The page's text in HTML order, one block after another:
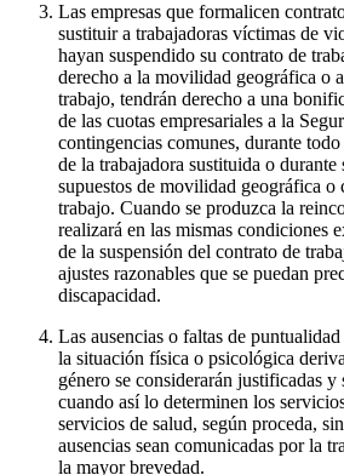
Las empresas que formalicen
sustituir a trabajadoras víctimas de
hayan suspendido su contrato de
derecho a la movilidad geográfica o
trabajo, tendrán derecho a una
de las cuotas empresariales a la
contingencias comunes, durante
de la trabajadora sustituida o durante
supuestos de movilidad geográfica o
trabajo. Cuando se produzca la
realizará en las mismas condiciones
de la suspensión del contrato de
ajustes razonables que se puedan
discapacidad.
Las ausencias o faltas de
la situación física o psicológica
género se considerarán justificadas y
cuando así lo determinen los
servicios de salud, según proceda,
ausencias sean comunicadas por la
la mayor brevedad.